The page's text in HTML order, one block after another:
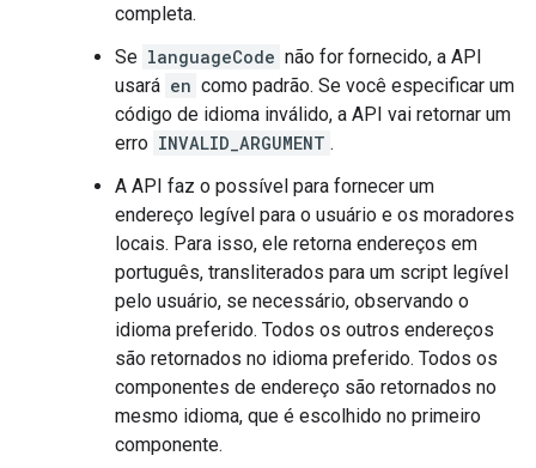
completa.
Se languageCode não for fornecido, a API
usará en como padrão. Se você especificar um
código de idioma inválido, a API vai retornar um
erro INVALID_ARGUMENT .
A API faz o possível para fornecer um
endereço legível para o usuário e os moradores
locais. Para isso, ele retorna endereços em
português, transliterados para um script legível
pelo usuário, se necessário, observando o
idioma preferido. Todos os outros endereços
são retornados no idioma preferido. Todos os
componentes de endereço são retornados no
mesmo idioma, que é escolhido no primeiro
componente.